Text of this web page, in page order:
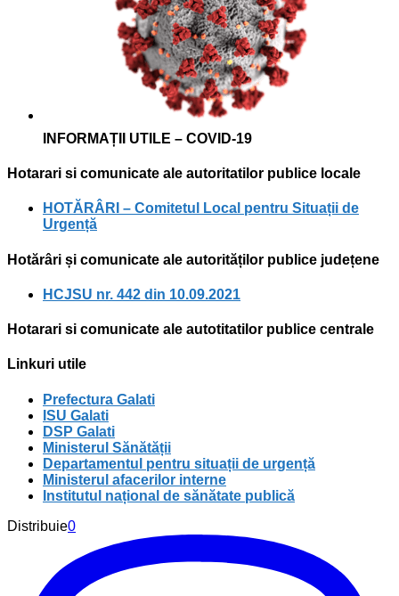
INFORMAȚII UTILE – COVID-19
Hotarari si comunicate ale autoritatilor publice locale
HOTĂRÂRI – Comitetul Local pentru Situații de
Urgență
Hotărâri și comunicate ale autorităților publice județene
HCJSU nr. 442 din 10.09.2021
Hotarari si comunicate ale autotitatilor publice centrale
Linkuri utile
Prefectura Galati
ISU Galati
DSP Galati
Ministerul Sănătății
Departamentul pentru situații de urgență
Ministerul afacerilor interne
Institutul național de sănătate publică
Distribuie0